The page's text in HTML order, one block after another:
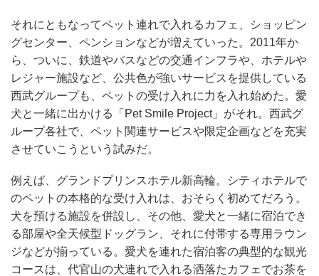
それにともなってペット連れで入れるカフェ、ショッピン
グセンター、ペンションなどが増えていった。2011年か
ら、ついに、鉄道やバスなどの交通インフラや、ホテルや
レジャー施設など、公共色が強いサービスを提供している
西武グループも、ペットの受け入れに力を入れ始めた。愛
犬と一緒に出かける「Pet Smile Project」がそれ。西武グ
ループ各社で、ペット関連サービスや限定企画などを充実
させていこうという試みだ。
例えば、グランドプリンスホテル新高輪。シティホテルで
のペットの本格的な受け入れは、おそらく初めてだろう。
犬を預ける施設を併設し、その他、愛犬と一緒に宿泊でき
る部屋や全天候型ドッグラン、それに付帯する専用ラウン
ジなどが揃っている。愛犬を連れた宿泊客の典型的な観光
コースは、代官山の犬連れで入れる洒落たカフェでお茶を